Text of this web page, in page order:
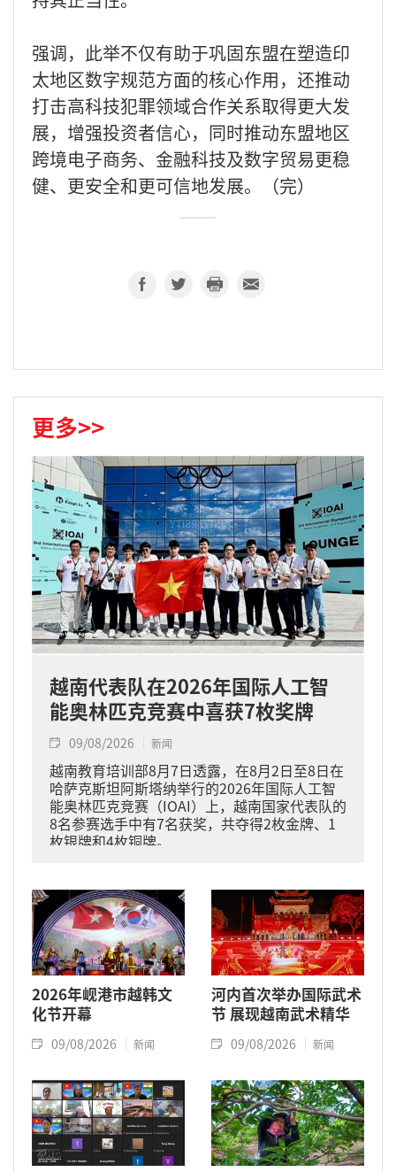
强调，此举不仅有助于巩固东盟在塑造印
太地区数字规范方面的核心作用，还推动
打击高科技犯罪领域合作关系取得更大发
展，增强投资者信心，同时推动东盟地区
跨境电子商务、金融科技及数字贸易更稳
健、更安全和更可信地发展。（完）
更多>>
越南代表队在2026年国际人工智
能奥林匹克竞赛中喜获7枚奖牌
09/08/2026 新闻
越南教育培训部8月7日透露，在8月2日至8日在
哈萨克斯坦阿斯塔纳举行的2026年国际人工智
能奥林匹克竞赛（IOAI）上，越南国家代表队的
8名参赛选手中有7名获奖，共夺得2枚金牌、1
枚银牌和4枚铜牌。
2026年岘港市越韩文
化节开幕
09/08/2026 新闻
河内首次举办国际武术
节 展现越南武术精华
09/08/2026 新闻